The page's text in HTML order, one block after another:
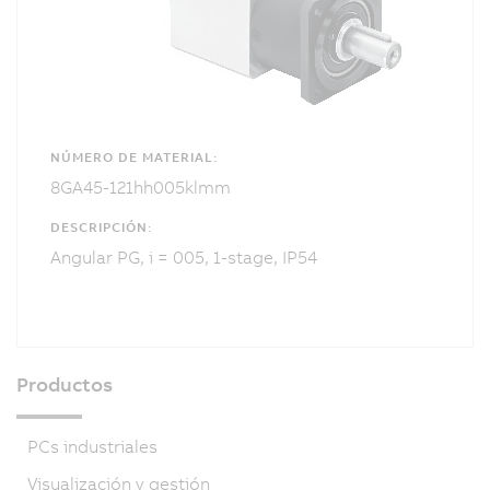
NÚMERO DE MATERIAL:
8GA45-121hh005klmm
DESCRIPCIÓN:
Angular PG, i = 005, 1-stage, IP54
Productos
PCs industriales
Visualización y gestión